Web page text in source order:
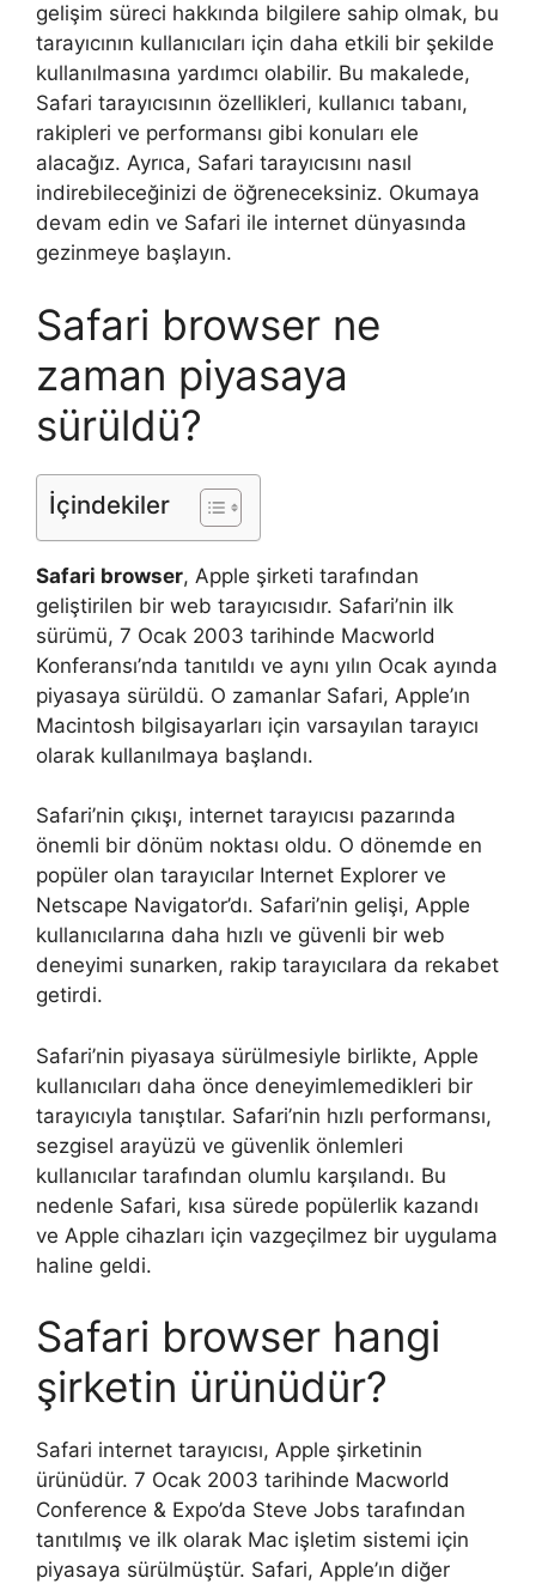
gelişim süreci hakkında bilgilere sahip olmak, bu
tarayıcının kullanıcıları için daha etkili bir şekilde
kullanılmasına yardımcı olabilir. Bu makalede,
Safari tarayıcısının özellikleri, kullanıcı tabanı,
rakipleri ve performansı gibi konuları ele
alacağız. Ayrıca, Safari tarayıcısını nasıl
indirebileceğinizi de öğreneceksiniz. Okumaya
devam edin ve Safari ile internet dünyasında
gezinmeye başlayın.
Safari browser ne
zaman piyasaya
sürüldü?
İçindekiler
Safari browser, Apple şirketi tarafından
geliştirilen bir web tarayıcısıdır. Safari’nin ilk
sürümü, 7 Ocak 2003 tarihinde Macworld
Konferansı’nda tanıtıldı ve aynı yılın Ocak ayında
piyasaya sürüldü. O zamanlar Safari, Apple’ın
Macintosh bilgisayarları için varsayılan tarayıcı
olarak kullanılmaya başlandı.
Safari’nin çıkışı, internet tarayıcısı pazarında
önemli bir dönüm noktası oldu. O dönemde en
popüler olan tarayıcılar Internet Explorer ve
Netscape Navigator’dı. Safari’nin gelişi, Apple
kullanıcılarına daha hızlı ve güvenli bir web
deneyimi sunarken, rakip tarayıcılara da rekabet
getirdi.
Safari’nin piyasaya sürülmesiyle birlikte, Apple
kullanıcıları daha önce deneyimlemedikleri bir
tarayıcıyla tanıştılar. Safari’nin hızlı performansı,
sezgisel arayüzü ve güvenlik önlemleri
kullanıcılar tarafından olumlu karşılandı. Bu
nedenle Safari, kısa sürede popülerlik kazandı
ve Apple cihazları için vazgeçilmez bir uygulama
haline geldi.
Safari browser hangi
şirketin ürünüdür?
Safari internet tarayıcısı, Apple şirketinin
ürünüdür. 7 Ocak 2003 tarihinde Macworld
Conference & Expo’da Steve Jobs tarafından
tanıtılmış ve ilk olarak Mac işletim sistemi için
piyasaya sürülmüştür. Safari, Apple’ın diğer